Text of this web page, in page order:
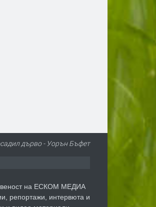
Предимно слънчево и
Кърджали,оранжев код
дърво - Уорън Бъфет
на ЕСКОМ МЕДИА
репортажи, интервюта и